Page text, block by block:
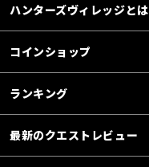
ハンターズヴィレッジとは
コインショップ
ランキング
最新のクエストレビュー